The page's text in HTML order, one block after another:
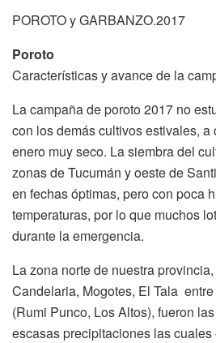
POROTO y GARBANZO.2017
Poroto
Características y avance de la
La campaña de poroto 2017 no
con los demás cultivos estivales, a
enero muy seco. La siembra del
zonas de Tucumán y oeste de
en fechas óptimas, pero con poca
temperaturas, por lo que muchos
durante la emergencia.
La zona norte de nuestra
Candelaria, Mogotes, El Tala
(Rumi Punco, Los Altos), fueron
escasas precipitaciones las